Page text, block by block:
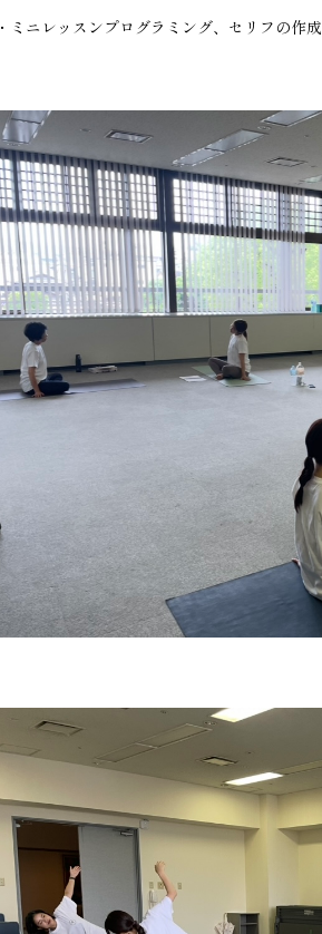
・ミニレッスンプログラミング、セリフの作成